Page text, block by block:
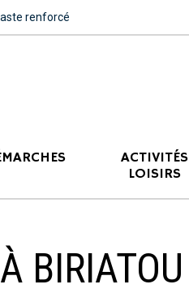
renforcé
ACTIVITÉS
LOISIRS
BIRIATOU